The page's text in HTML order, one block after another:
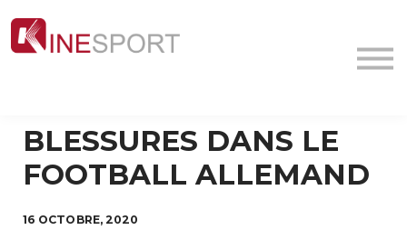
La société
Académie
BLESSURES DANS LE
FOOTBALL ALLEMAND
16 OCTOBRE, 2020